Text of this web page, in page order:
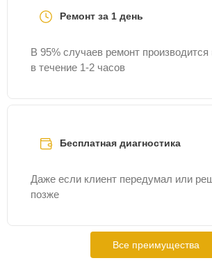
Ремонт за 1 день
В 95% случаев ремонт производится
в течение 1-2 часов
Бесплатная диагностика
Даже если клиент передумал или
позже
Все преимущества